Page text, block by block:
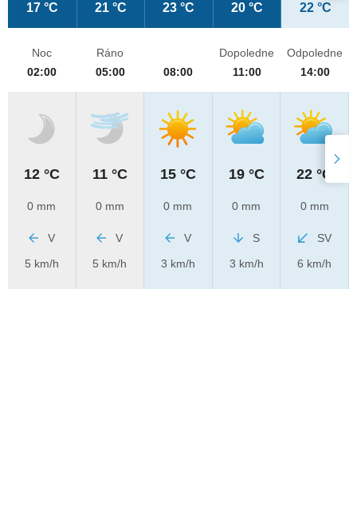
17 °C 21 °C 23 °C 20 °C 22 °C
Noc
02:00
12 °C
0 mm
V
5 km/h
Ráno
05:00
11 °C
0 mm
V
5 km/h
08:00
15 °C
0 mm
V
3 km/h
Dopoledne
11:00
19 °C
0 mm
S
3 km/h
Odpoledne
14:00
22 °C
0 mm
SV
6 km/h